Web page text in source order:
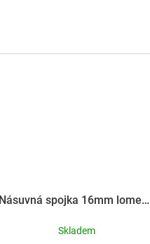
Násuvná spojka 16mm lomená
Skladem